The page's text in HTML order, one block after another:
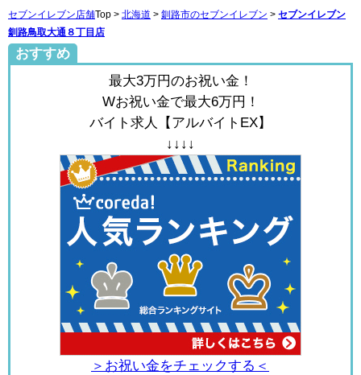
セブンイレブン店舗Top > 北海道 > 釧路市のセブンイレブン > セブンイレブン
釧路鳥取大通８丁目店
おすすめ
最大3万円のお祝い金！
Wお祝い金で最大6万円！
バイト求人【アルバイトEX】
↓↓↓↓
＞お祝い金をチェックする＜